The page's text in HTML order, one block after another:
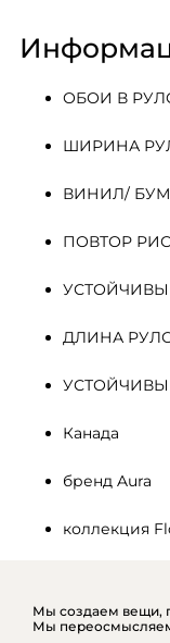
ОБОИ В
ШИРИНА
ВИНИЛ/
ПОВТОР
УСТОЙЧИВЫ
ДЛИНА
Канада
бренд Aura
коллекция
Мы создаем вещи,
Мы переосмысляем